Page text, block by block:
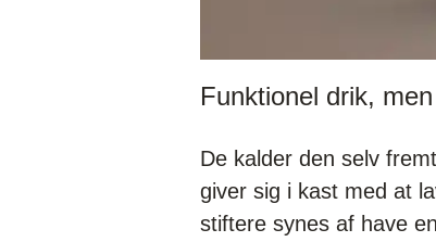
Funktionel drik,
De kalder den selv
giver sig i kast med at
stiftere synes af have